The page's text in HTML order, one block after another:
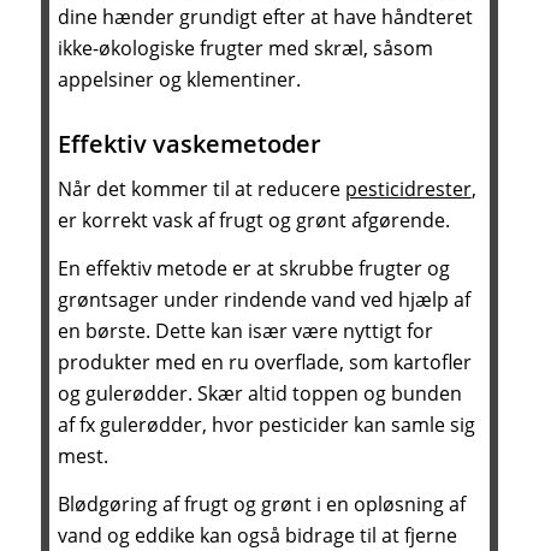
dine hænder grundigt efter at have håndteret
ikke-økologiske frugter med skræl, såsom
appelsiner og klementiner.
Effektiv vaskemetoder
Når det kommer til at reducere pesticidrester,
er korrekt vask af frugt og grønt afgørende.
En effektiv metode er at skrubbe frugter og
grøntsager under rindende vand ved hjælp af
en børste. Dette kan især være nyttigt for
produkter med en ru overflade, som kartofler
og gulerødder. Skær altid toppen og bunden
af fx gulerødder, hvor pesticider kan samle sig
mest.
Blødgøring af frugt og grønt i en opløsning af
vand og eddike kan også bidrage til at fjerne